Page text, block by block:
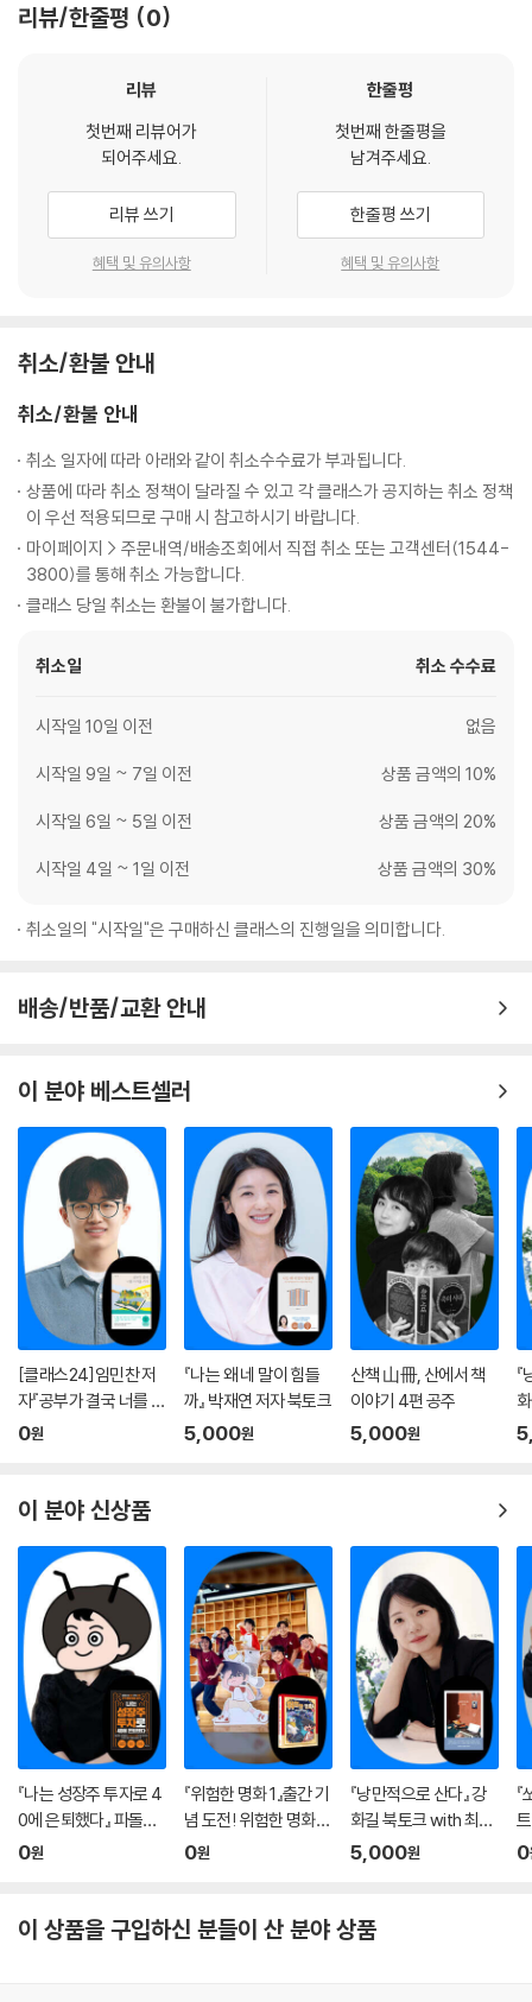
리뷰/한줄평 0
리뷰
첫번째 리뷰어가
되어주세요.
리뷰 쓰기
혜택 및 유의사항
한줄평
첫번째 한줄평을
남겨주세요.
한줄평 쓰기
혜택 및 유의사항
취소/환불 안내
취소/환불 안내
취소 일자에 따라 아래와 같이 취소수수료가 부과됩니다.
상품에 따라 취소 정책이 달라질 수 있고 각 클래스가 공지하는 취소 정책
이 우선 적용되므로 구매 시 참고하시기 바랍니다.
마이페이지 > 주문내역/배송조회에서 직접 취소 또는 고객센터(1544-
3800)를 통해 취소 가능합니다.
클래스 당일 취소는 환불이 불가합니다.
취소일 취소 수수료
시작일 10일 이전 없음
시작일 9일 ~ 7일 이전 상품 금액의 10%
시작일 6일 ~ 5일 이전 상품 금액의 20%
시작일 4일 ~ 1일 이전 상품 금액의 30%
취소일의 "시작일"은 구매하신 클래스의 진행일을 의미합니다.
배송/반품/교환 안내
이 분야 베스트셀러
[클래스24]임민찬 저
자『공부가 결국 너를 지
켜줄 거야』온라인 북토
0원
『나는 왜 네 말이 힘들
까』 박재연 저자 북토크
5,000원
산책 山冊, 산에서 책
이야기 4편 공주
5,000원
이 분야 신상품
『나는 성장주 투자로 4
0에 은퇴했다』 파돌댁
온라인 북토크
0원
『위험한 명화 1』출간 기
념 도전! 위험한 명화
탐정단 연극
0원
『낭만적으로 산다』 강
화길 북토크 with 최지
은 (사회)
5,000원 0
이 상품을 구입하신 분들이 산 분야 상품